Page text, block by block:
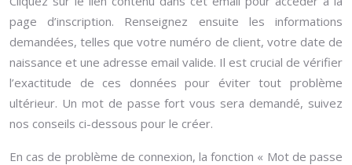
page d’inscription. Renseignez ensuite les informations
demandées, telles que votre numéro de client, votre date de
naissance et une adresse email valide. Il est crucial de vérifier
l’exactitude de ces données pour éviter tout problème
ultérieur. Un mot de passe fort vous sera demandé, suivez
nos conseils ci-dessous pour le créer.
En cas de problème de connexion, la fonction « Mot de passe